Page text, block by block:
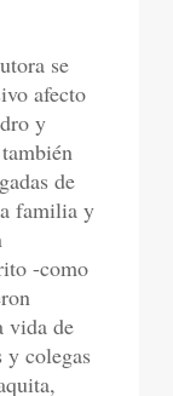
se
afecto
y
de
familia y
-como
vida de
y colegas